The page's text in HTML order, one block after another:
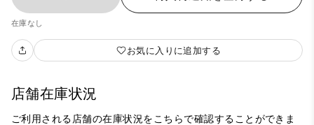
在庫なし
お気に入りに追加する
店舗在庫状況
ご利用される店舗の在庫状況をこちらで確認することができま